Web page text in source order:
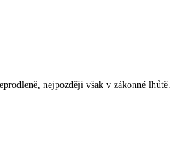
nejpozději však v zákonné lhůtě.